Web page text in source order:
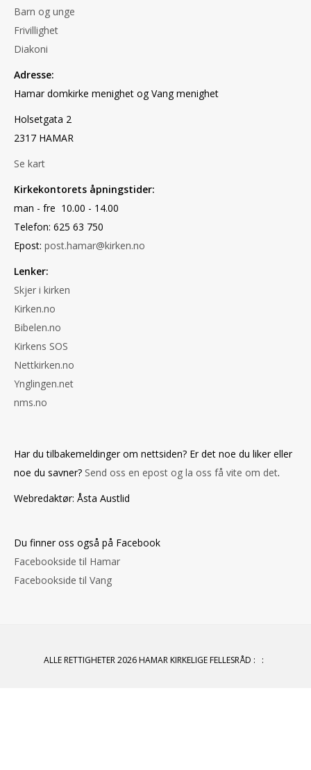
Barn og unge
Frivillighet
Diakoni
Adresse:
Hamar domkirke menighet og Vang menighet
Holsetgata 2
2317 HAMAR
Se kart
Kirkekontorets åpningstider:
man - fre 10.00 - 14.00
Telefon: 625 63 750
Epost: post.hamar@kirken.no
Lenker:
Skjer i kirken
Kirken.no
Bibelen.no
Kirkens SOS
Nettkirken.no
Ynglingen.net
nms.no
Har du tilbakemeldinger om nettsiden? Er det noe du liker eller
noe du savner? Send oss en epost og la oss få vite om det.
Webredaktør: Åsta Austlid
Du finner oss også på Facebook
Facebookside til Hamar
Facebookside til Vang
ALLE RETTIGHETER 2026 HAMAR KIRKELIGE FELLESRÅD : :